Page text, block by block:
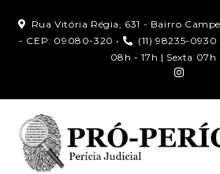
Rua Vitória Régia, 631 - Bairro
- CEP: 09080-320 •
(11) 98235-0930
08h - 17h | Sexta 07h